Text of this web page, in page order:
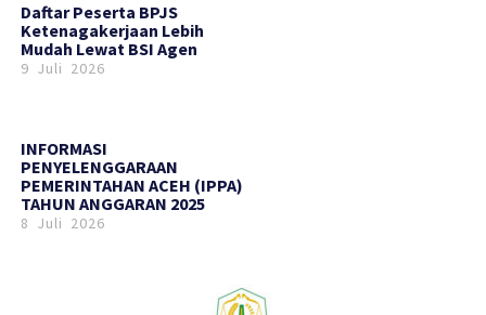
Daftar Peserta BPJS
Ketenagakerjaan Lebih
Mudah Lewat BSI Agen
9 Juli 2026
INFORMASI
PENYELENGGARAAN
PEMERINTAHAN ACEH (IPPA)
TAHUN ANGGARAN 2025
8 Juli 2026